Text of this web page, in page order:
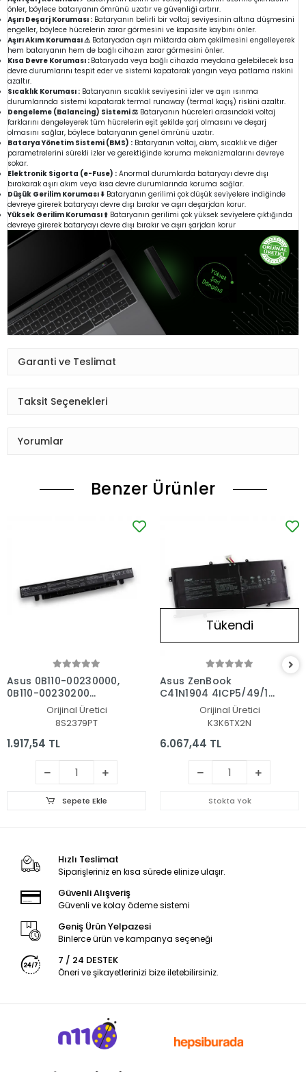
önler, böylece bataryanın ömrünü uzatır ve güvenliği artırır.
Aşırı Deşarj Koruması : Bataryanın belirli bir voltaj seviyesinin altına düşmesini
engeller, böylece hücrelerin zarar görmesini ve kapasite kaybını önler.
Aşırı Akım Koruması ⚠️Bataryadan aşırı miktarda akım çekilmesini engelleyerek
hem bataryanın hem de bağlı cihazın zarar görmesini önler.
Kısa Devre Koruması : Bataryada veya bağlı cihazda meydana gelebilecek kısa
devre durumlarını tespit eder ve sistemi kapatarak yangın veya patlama riskini
azaltır.
Sıcaklık Koruması : Bataryanın sıcaklık seviyesini izler ve aşırı ısınma
durumlarında sistemi kapatarak termal runaway (termal kaçış) riskini azaltır.
Dengeleme (Balancing) Sistemi ⚖️ Bataryanın hücreleri arasındaki voltaj
farklarını dengeleyerek tüm hücrelerin eşit şekilde şarj olmasını ve deşarj
olmasını sağlar, böylece bataryanın genel ömrünü uzatır.
Batarya Yönetim Sistemi (BMS) : Bataryanın voltaj, akım, sıcaklık ve diğer
parametrelerini sürekli izler ve gerektiğinde koruma mekanizmalarını devreye
sokar.
Elektronik Sigorta (e-Fuse) : Anormal durumlarda bataryayı devre dışı
bırakarak aşırı akım veya kısa devre durumlarında koruma sağlar.
Düşük Gerilim Koruması ⬇️ Bataryanın gerilimi çok düşük seviyelere indiğinde
devreye girerek bataryayı devre dışı bırakır ve aşırı deşarjdan korur.
Yüksek Gerilim Koruması ⬆️ Bataryanın gerilimi çok yüksek seviyelere çıktığında
devreye girerek bataryayı devre dışı bırakır ve aşırı şarjdan korur
Garanti ve Teslimat
Taksit Seçenekleri
Yorumlar
Benzer Ürünler
Asus 0B110-00230000,
0B110-00230200
Notebook Batarya - Pil
Orijinal Üretici
8S2379PT
1.917,54 TL
Sepete Ekle
Tükendi
Asus ZenBook
C41N1904 4ICP5/49/121
Batarya - PilOrijinal Üretici
K3K6TX2N
6.067,44 TL
Stokta Yok
Hızlı Teslimat
Siparişleriniz en kısa sürede elinize ulaşır.
Güvenli Alışveriş
Güvenli ve kolay ödeme sistemi
Geniş Ürün Yelpazesi
Binlerce ürün ve kampanya seçeneği
7 / 24 DESTEK
Öneri ve şikayetlerinizi bize iletebilirsiniz.